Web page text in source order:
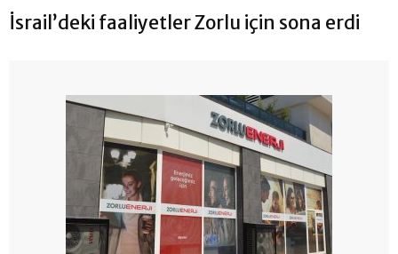
İsrail’deki faaliyetler Zorlu için sona erdi